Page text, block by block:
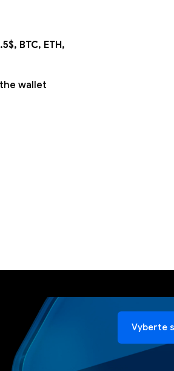
BTC, ETH,
wallet
Vyberte